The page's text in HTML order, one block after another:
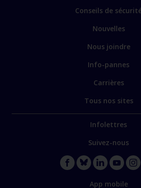
Conseils de
Nouvelles
Nous joindre
Info-pannes
Carrières
Tous nos sites
Infolettres
Suivez-nous
App mobile